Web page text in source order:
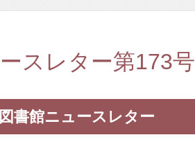
スレター第173号
書館ニュースレター